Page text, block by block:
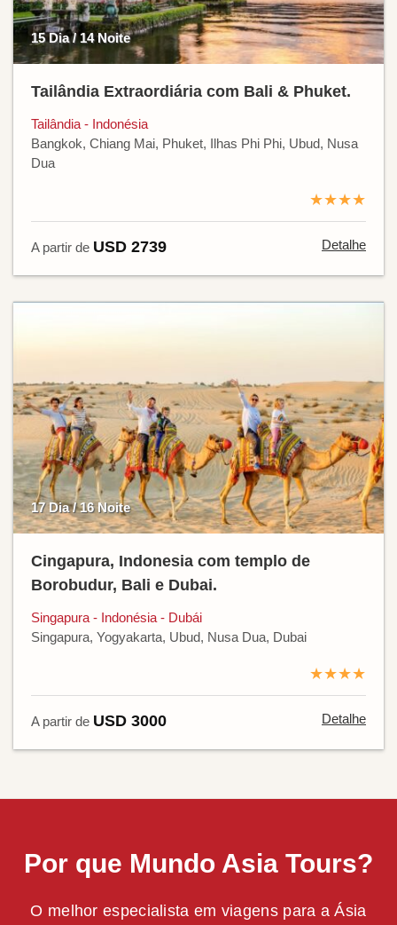
15 Dia / 14 Noite
Tailândia Extraordiária com Bali & Phuket.
Tailândia - Indonésia
Bangkok, Chiang Mai, Phuket, Ilhas Phi Phi, Ubud, Nusa
Dua
★★★★
A partir de USD 2739 Detalhe
17 Dia / 16 Noite
Cingapura, Indonesia com templo de
Borobudur, Bali e Dubai.
Singapura - Indonésia - Dubái
Singapura, Yogyakarta, Ubud, Nusa Dua, Dubai
★★★★
A partir de USD 3000 Detalhe
Por que Mundo Asia Tours?
O melhor especialista em viagens para a Ásia